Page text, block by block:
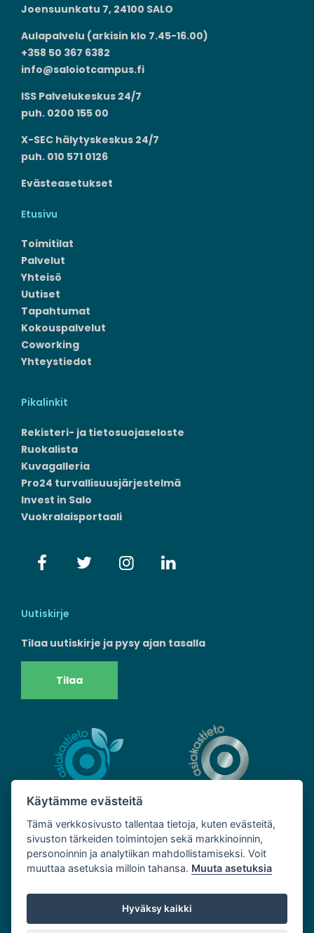
Joensuunkatu 7, 24100 SALO
Aulapalvelu (arkisin klo 7.45-16.00)
+358 50 367 6382
info@saloiotcampus.fi
ISS Palvelukeskus 24/7
puh. 0200 155 00
X-SEC hälytyskeskus 24/7
puh. 010 571 0126
Evästeasetukset
Etusivu
Toimitilat
Palvelut
Yhteisö
Uutiset
Tapahtumat
Kokouspalvelut
Coworking
Yhteystiedot
Pikalinkit
Rekisteri- ja tietosuojaseloste
Ruokalista
Kuvagalleria
Pro24 turvallisuusjärjestelmä
Invest in Salo
Vuokralaisportaali
Uutiskirje
Tilaa uutiskirje ja pysy ajan tasalla
Tilaa
Käytämme evästeitä
Tämä verkkosivusto tallentaa tietoja, kuten evästeitä,
sivuston tärkeiden toimintojen sekä markkinoinnin,
personoinnin ja analytiikan mahdollistamiseksi. Voit
muuttaa asetuksia milloin tahansa. Muuta asetuksia
Hyväksy kaikki